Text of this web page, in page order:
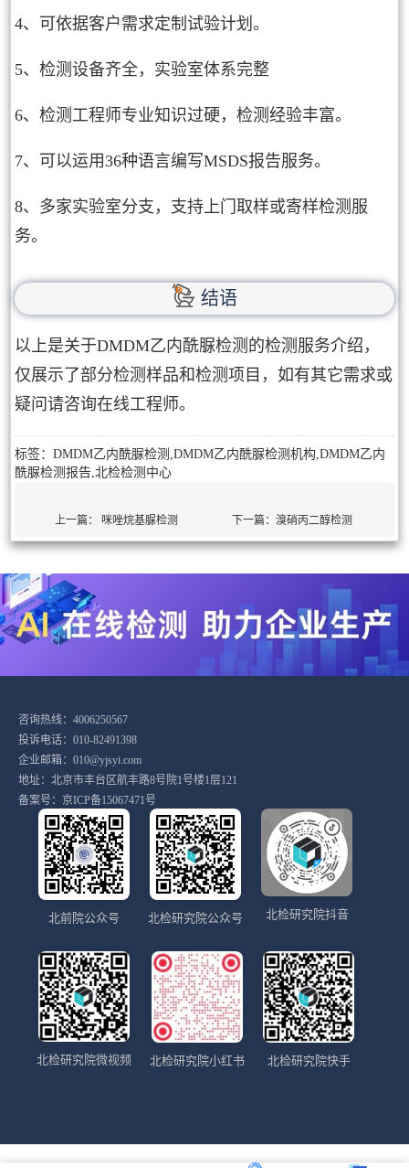
4、可依据客户需求定制试验计划。
5、检测设备齐全，实验室体系完整
6、检测工程师专业知识过硬，检测经验丰富。
7、可以运用36种语言编写MSDS报告服务。
8、多家实验室分支，支持上门取样或寄样检测服
务。
结语
以上是关于DMDM乙内酰脲检测的检测服务介绍，
仅展示了部分检测样品和检测项目，如有其它需求或
疑问请咨询在线工程师。
标签：DMDM乙内酰脲检测,DMDM乙内酰脲检测机构,DMDM乙内
酰脲检测报告,北检检测中心
上一篇： 咪唑烷基脲检测 下一篇：溴硝丙二醇检测
咨询热线：4006250567
投诉电话：010-82491398
企业邮箱：010@yjsyi.com
地址：北京市丰台区航丰路8号院1号楼1层121
备案号： 京ICP备15067471号
北前院公众号 北检研究院公众号 北检研究院抖音
北检研究院微视频 北检研究院小红书 北检研究院快手